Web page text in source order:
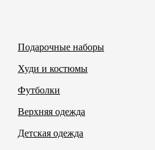
Подарочные наборы
Худи и костюмы
Футболки
Верхняя одежда
Детская одежда